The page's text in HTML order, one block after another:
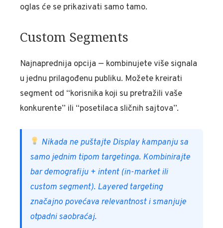
oglas će se prikazivati samo tamo.
Custom Segments
Najnaprednija opcija — kombinujete više signala
u jednu prilagođenu publiku. Možete kreirati
segment od “korisnika koji su pretražili vaše
konkurente” ili “posetilaca sličnih sajtova”.
Nikada ne puštajte Display kampanju sa
samo jednim tipom targetinga. Kombinirajte
bar demografiju + intent (in-market ili
custom segment). Layered targeting
značajno povećava relevantnost i smanjuje
otpadni saobraćaj.